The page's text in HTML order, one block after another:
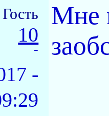
Гость
10
-
-
Мне